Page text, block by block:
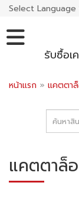
Select Language
รับซื้อเ
หน้าแรก » แคตตา
แคตตาล็